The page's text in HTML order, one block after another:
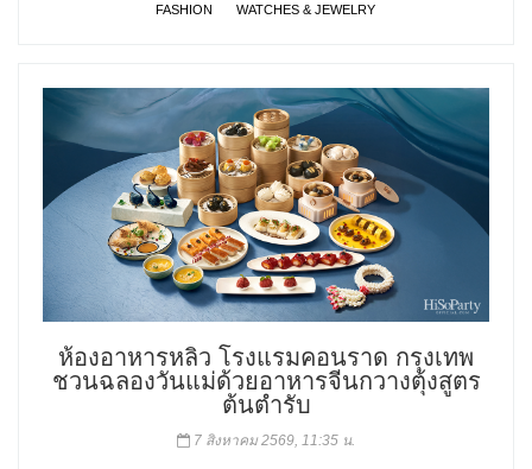
FASHION WATCHES & JEWELRY
ห้องอาหารหลิว โรงแรมคอนราด กรุงเทพ
ชวนฉลองวันแม่ด้วยอาหารจีนกวางตุ้งสูตร
ต้นตำรับ
7 สิงหาคม 2569, 11:35 น.